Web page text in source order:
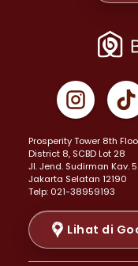
Properti Dijual
Properti Dijual di
Properti Dijual di
Properti Dijual di
Properti Dijual di
Properti Dijual di
Properti Dijual di Cikini
Properti Dijual di
Properti Dijual di
Properti Dijual di
Prosperity Tower 8th
District 8, SCBD Lot 28
JI. Jend. Sudirman Kav.
Jakarta Selatan 12190
Telp: 021-38959193
Lihat di